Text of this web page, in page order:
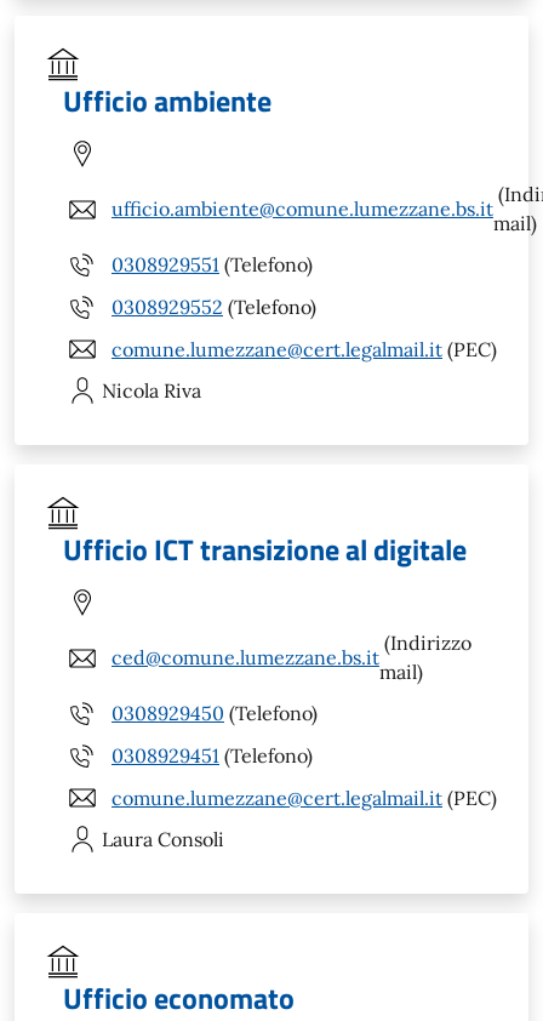
Ufficio ambiente
ufficio.ambiente@comune.lumezzane.bs.it
mail)
0308929551 (Telefono)
0308929552 (Telefono)
comune.lumezzane@cert.legalmail.it (PEC)
Nicola Riva
Ufficio ICT transizione al digitale
ced@comune.lumezzane.bs.it
(Indirizzo
mail)
0308929450 (Telefono)
0308929451 (Telefono)
comune.lumezzane@cert.legalmail.it (PEC)
Laura Consoli
Ufficio economato